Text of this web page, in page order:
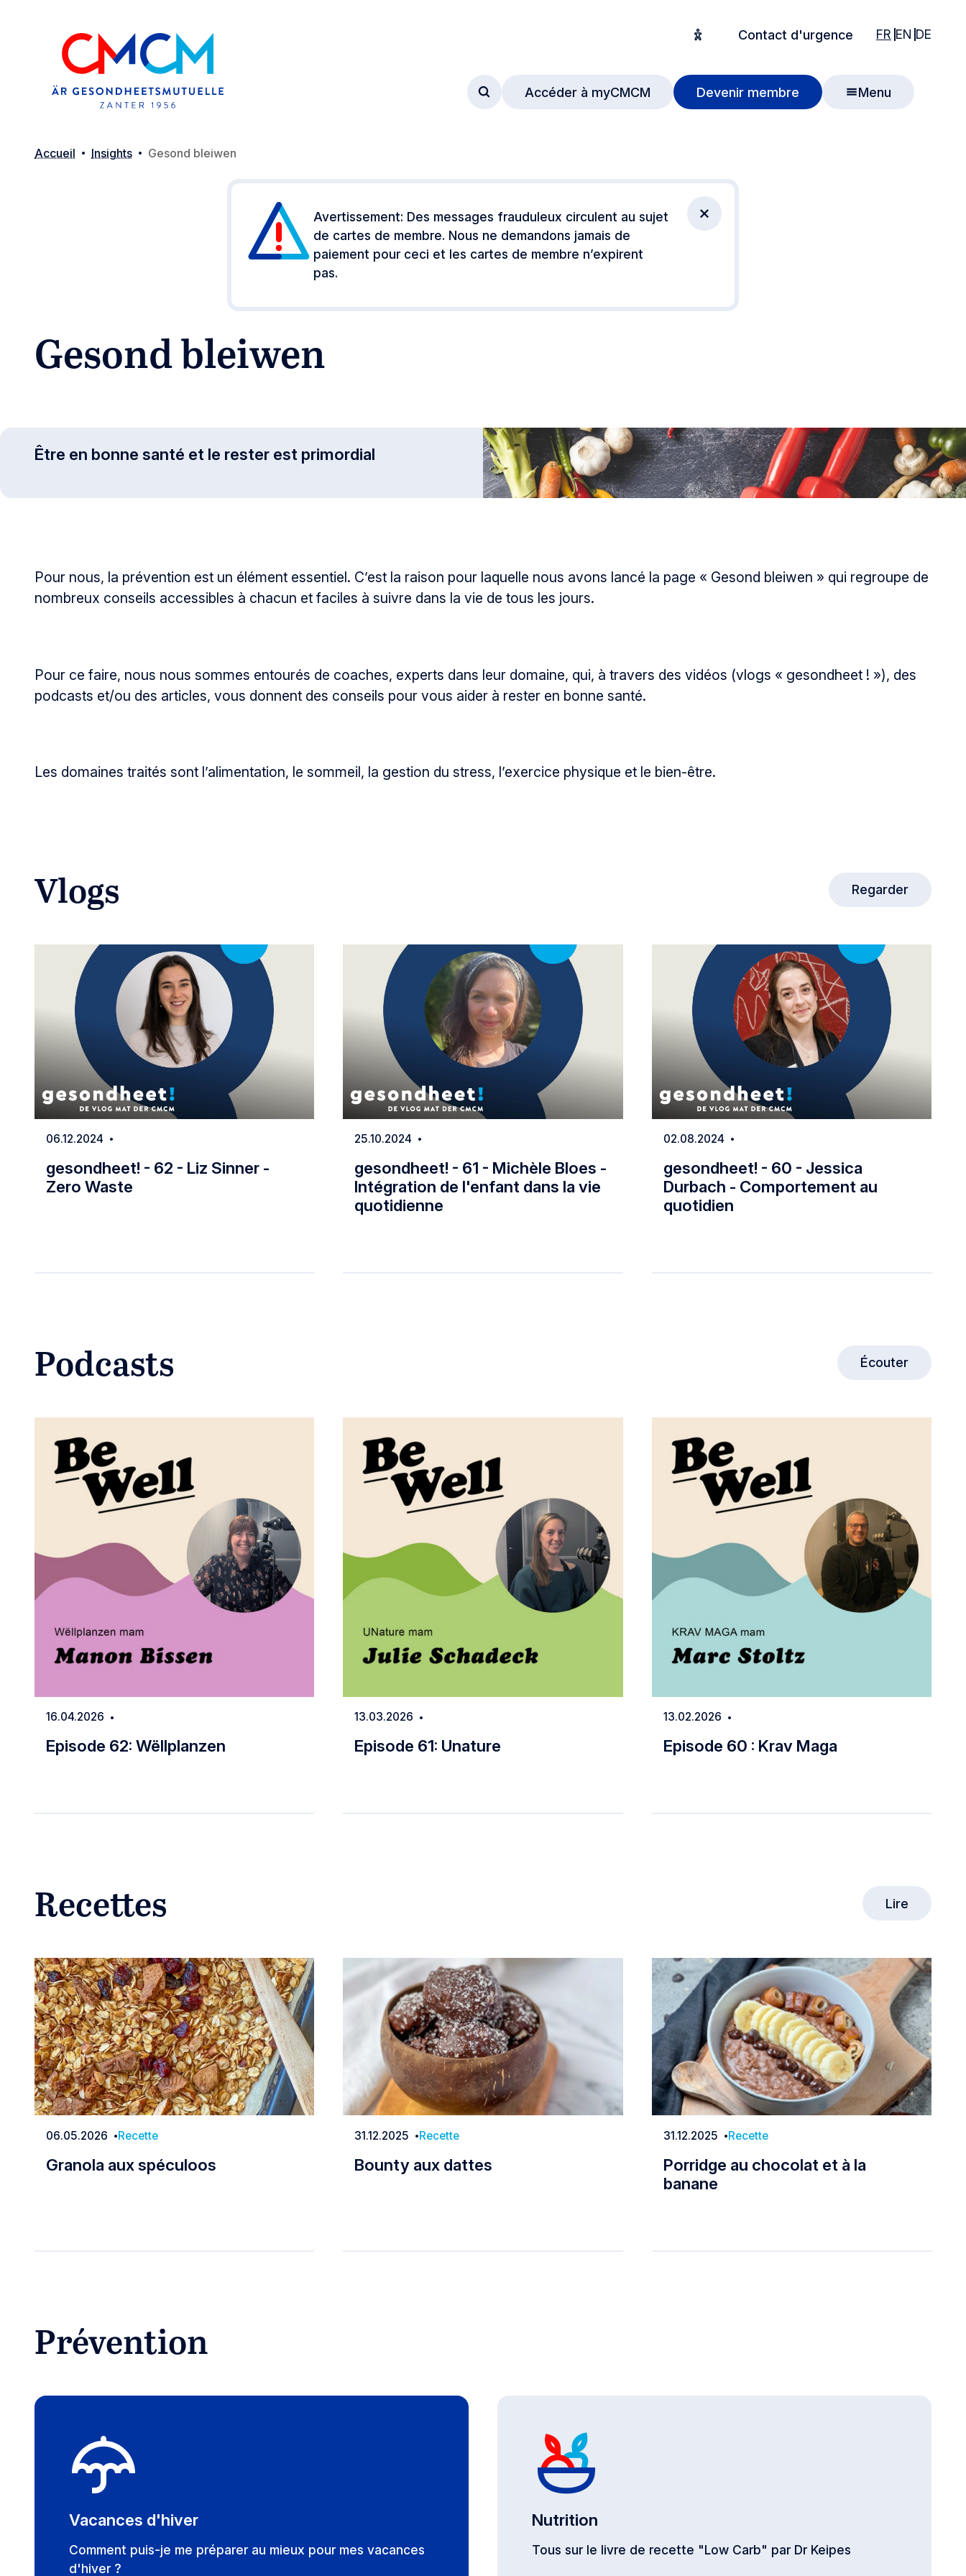
Options d'accessibilité
Contact d'urgence FR English
EN English
DE
Accéder au formulaire de recherche
Accéder à myCMCM Devenir membre Menu
Accueil Insights Gesond bleiwen
Avertissement: Des messages frauduleux circulent au sujet
de cartes de membre. Nous ne demandons jamais de
paiement pour ceci et les cartes de membre n’expirent
pas.
Fermer la notification
Gesond bleiwen
Être en bonne santé et le rester est primordial
Pour nous, la prévention est un élément essentiel. C’est la raison pour laquelle nous avons lancé la page « Gesond bleiwen » qui regroupe de
nombreux conseils accessibles à chacun et faciles à suivre dans la vie de tous les jours.
Pour ce faire, nous nous sommes entourés de coaches, experts dans leur domaine, qui, à travers des vidéos (vlogs « gesondheet ! »), des
podcasts et/ou des articles, vous donnent des conseils pour vous aider à rester en bonne santé.
Les domaines traités sont l’alimentation, le sommeil, la gestion du stress, l’exercice physique et le bien-être.
Vlogs Regarder
Date
06.12.2024
gesondheet! - 62 - Liz Sinner -
Zero Waste
Date
25.10.2024
gesondheet! - 61 - Michèle Bloes -
Intégration de l'enfant dans la vie
quotidienne
Date
02.08.2024
gesondheet! - 60 - Jessica
Durbach - Comportement au
quotidien
Podcasts Écouter
Date
16.04.2026
Episode 62: Wëllplanzen
Date
13.03.2026
Episode 61: Unature
Date
13.02.2026
Episode 60 : Krav Maga
Recettes Lire
Date
06.05.2026 Recette
Granola aux spéculoos
Date
31.12.2025 Recette
Bounty aux dattes
Date
31.12.2025 Recette
Porridge au chocolat et à la
banane
Prévention
Vacances d'hiver
Comment puis-je me préparer au mieux pour mes vacances
d'hiver ?
Nutrition
Tous sur le livre de recette "Low Carb" par Dr Keipes